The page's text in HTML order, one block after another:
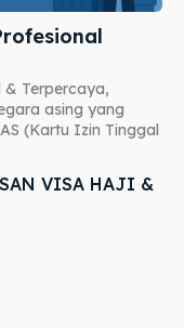
Terpercaya,
asing yang
(Kartu Izin Tinggal
VISA HAJI &